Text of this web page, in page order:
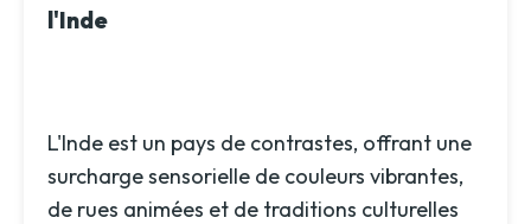
l'Inde
L'Inde est un pays de contrastes, offrant une
surcharge sensorielle de couleurs vibrantes,
de rues animées et de traditions culturelles